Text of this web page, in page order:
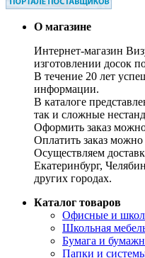
О магазине
Интернет-магазин
изготовлении досок
В течение 20 лет
информации.
В каталоге
так и сложные
Оформить заказ
Оплатить заказ
Осуществляем
Екатеринбург,
других городах.
Каталог товаров
Офисные и
Школьная
Бумага и
Папки и